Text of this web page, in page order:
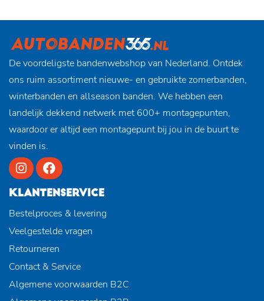
De voordeligste bandenwebshop van Nederland. Ontdek
ons ruim assortiment nieuwe- en gebruikte zomerbanden,
winterbanden en allseason banden. We hebben een
landelijk dekkend netwerk met 600+ montagepunten,
waardoor er altijd een montagepunt bij jou in de buurt te
vinden is.
KLANTENSERVICE
Bestelproces & levering
Veelgestelde vragen
Retourneren
Contact & Service
Algemene voorwaarden B2C